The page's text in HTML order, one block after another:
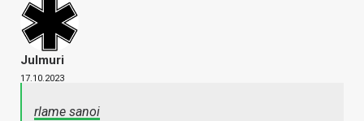
Julmuri
17.10.2023
rlame sanoi